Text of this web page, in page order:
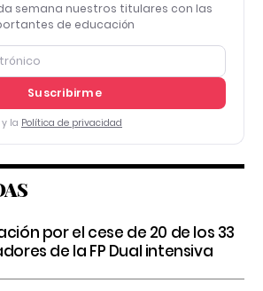
semana nuestros titulares con las
de educación
Suscribirme
y la Política de privacidad
por el cese de 20 de los 33
de la FP Dual intensiva